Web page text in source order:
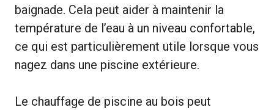
baignade. Cela peut aider à maintenir la
température de l’eau à un niveau confortable,
ce qui est particulièrement utile lorsque vous
nagez dans une piscine extérieure.
Le chauffage de piscine au bois peut